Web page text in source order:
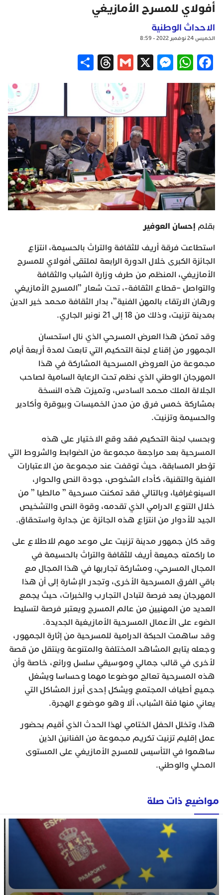
أفولاي للمسرح الأمازيغي
الاحداث الوطنية
الخميس 24 نوفمبر 2022 - 8:59
Facebook
WhatsApp
Messenger
X
Gmail
Threads
بقلم إحسان العوفير
استطاعت فرقة أريف للثقافة والتراث بالحسيمة، انتزاع
الجائزة الكبرى خلال الدورة الرابعة لملتقى أفولاي للمسرح
الأمازيغي، المنظم من طرف وزارة الشباب والثقافة
والتواصل –قطاع الثقافة-، تحت شعار ”المسرح الأمازيغي
ورهان الارتقاء بالمهن الفنية”، بدار الثقافة محمد خير الدين
بمدينة تزنيت، وذلك من 18 إلى 21 نونبر الجاري.
وقد تمكن هذا العرض المسرحي الذي نال استحسان
الجمهور من إقناع لجنة التحكيم التي تابعت لمدة أربعة أيام
مجموعة من العروض المسرحية المشاركة في هذا
المهرجان الوطني الذي نظم تحت الرعاية السامية لصاحب
الجلالة الملك محمد السادس، وتميزت هذه النسخة
بمشاركة خمس فرق من مدن الخميسات وبيوقرة وأكادير
والحسيمة وتزنيت.
وبحسب لجنة التحكيم فقد وقع الاختيار على هذه
المسرحية بعد مراجعة مجموعة من الضوابط والشروط التي
تؤطر المسابقة، حيث توقفت عند مجموعة من الاعتبارات
الفنية والتقنية، كأداء الشخوص، جودة النص والحوار،
السينوغرافيا، وبالتالي فقد تمكنت مسرحية ” مالطيا ” من
خلال التنوع الدرامي الذي تقدمه، وقوة النص والتشخيص
الجيد للأدوار من انتزاع هذه الجائزة عن جدارة واستحقاق.
وقد كان جمهور مدينة تزنيت على موعد مهم للاطلاع على
ما راكمته جميعة أريف للثقافة والتراث بالحسيمة في
المجال المسرحي، ومشاركة تجاربها في هذا المجال مع
باقي الفرق المسرحية الأخرى، وتجدر الإشارة إلى أن هذا
المهرجان يعد فرصة لتبادل التجارب والخبرات، حيث يجمع
العديد من المهنيين من عالم المسرح ويعتبر فرصة لتسليط
الضوء على الأعمال المسرحية الأمازيغية الجديدة.
وقد ساهمت الحبكة الدرامية للمسرحية من إثارة الجمهور،
وجعله يتابع المشاهد المختلفة والمتنوعة وينتقل من قصة
لأخرى في قالب جمالي وموسيقي سلسل ورائع، خاصة وأن
هذه المسرحية تعالج موضوعا مهما وحساسا ويشغل
جميع أطياف المجتمع ويشكل إحدى أبرز المشاكل التي
يعاني منها فئة الشباب، ألا وهو موضوع الهجرة.
هذا، وتخلل الحفل الختامي لهذا الحدث الذي أقيم بحضور
عمل إقليم تزنيت تكريم مجموعة من الفنانين الذين
ساهموا في التأسيس للمسرح الأمازيغي على المستوى
المحلي والوطني.
مواضيع ذات صلة